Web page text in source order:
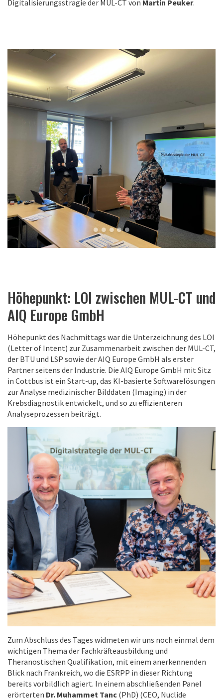
Digitalisierungsstragie der MUL-CT von Martin Peuker.
Höhepunkt: LOI zwischen MUL-CT und
AIQ Europe GmbH
Höhepunkt des Nachmittags war die Unterzeichnung des LOI
(Letter of Intent) zur Zusammenarbeit zwischen der MUL-CT,
der BTU und LSP sowie der AIQ Europe GmbH als erster
Partner seitens der Industrie. Die AIQ Europe GmbH mit Sitz
in Cottbus ist ein Start-up, das KI-basierte Softwarelösungen
zur Analyse medizinischer Bilddaten (Imaging) in der
Krebsdiagnostik entwickelt, und so zu effizienteren
Analyseprozessen beiträgt.
Zum Abschluss des Tages widmeten wir uns noch einmal dem
wichtigen Thema der Fachkräfteausbildung und
Theranostischen Qualifikation, mit einem anerkennenden
Blick nach Frankreich, wo die ESRPP in dieser Richtung
bereits vorbildlich agiert. In einem abschließenden Panel
erörterten Dr. Muhammet Tanc (PhD) (CEO, Nuclide